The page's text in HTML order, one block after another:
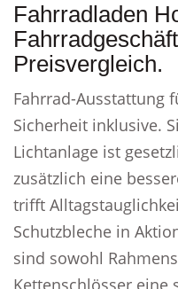
Fahrradladen
Preisvergleich.
Fahrrad-Ausstattung
Sicherheit inklusive.
Lichtanlage ist
zusätzlich eine
trifft
Schutzbleche in
sind sowohl
Kettenschlösser eine